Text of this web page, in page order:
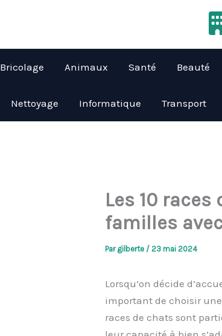
Bricolage Animaux Santé Beauté
Nettoyage Informatique Transport
Les 10
familles
Par gilberte / 23 mai 2024
Lorsqu’on décide
important de choisir
races de chats sont